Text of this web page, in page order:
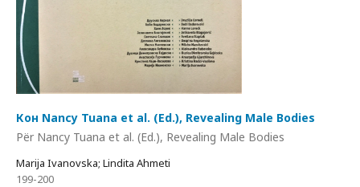
Кон Nancy Tuana et al. (Ed.), Revealing Male Bodies
Për Nancy Tuana et al. (Ed.), Revealing Male Bodies
Marija Ivanovska; Lindita Ahmeti
199-200